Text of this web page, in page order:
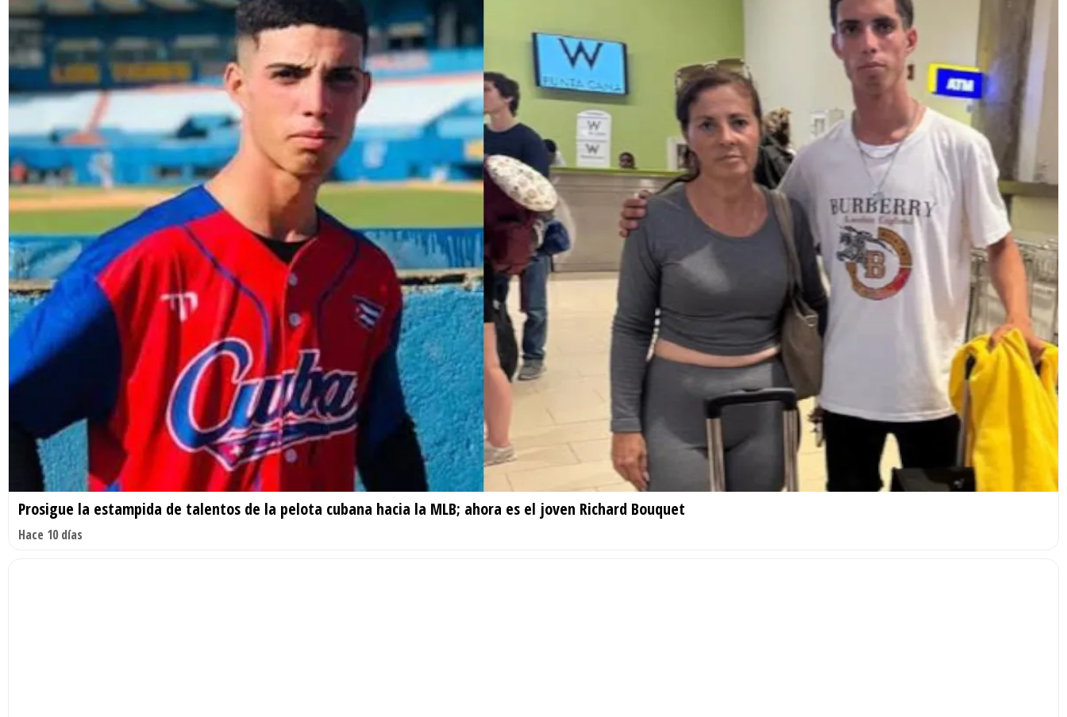
Prosigue la estampida de talentos de la pelota cubana hacia la MLB; ahora es el joven Richard Bouquet
Hace 10 días